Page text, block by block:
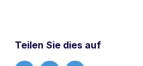
Teilen Sie dies auf